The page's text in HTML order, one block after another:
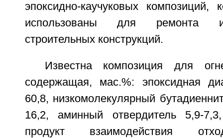
эпоксидно-каучуковых композиций,
использованы для ремонта и
строительных конструкций.
Известна композиция для
содержащая, мас.%: эпоксидная
60,8, низкомолекулярный
16,2, аминный отвердитель 5,9-
продукт взаимодействия